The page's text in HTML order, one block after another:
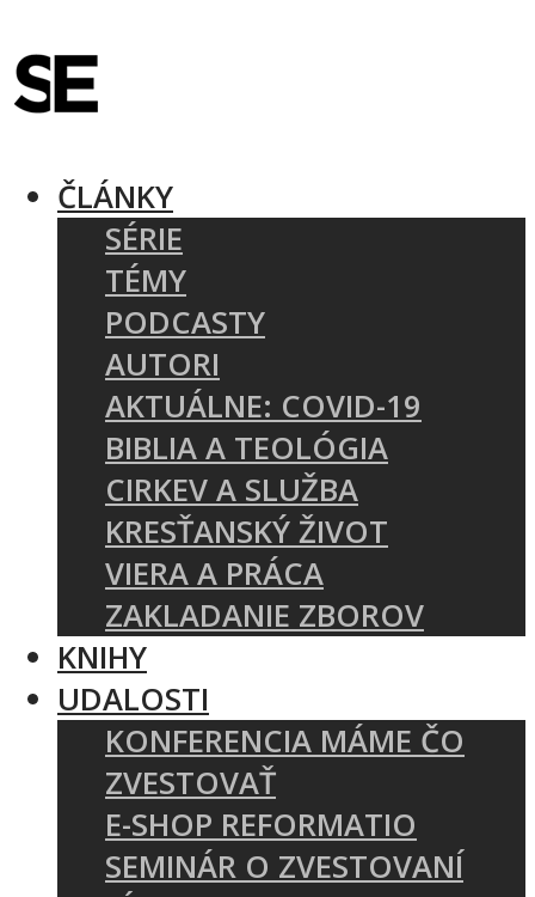
ČLÁNKY
SÉRIE
TÉMY
PODCASTY
AUTORI
AKTUÁLNE: COVID-19
BIBLIA A TEOLÓGIA
CIRKEV A SLUŽBA
KRESŤANSKÝ ŽIVOT
VIERA A PRÁCA
ZAKLADANIE ZBOROV
KNIHY
UDALOSTI
KONFERENCIA MÁME ČO
ZVESTOVAŤ
E-SHOP REFORMATIO
SEMINÁR O ZVESTOVANÍ